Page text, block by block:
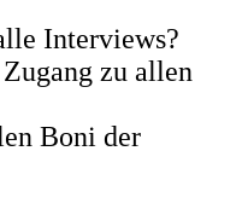
Interviews?
zu allen
Boni der